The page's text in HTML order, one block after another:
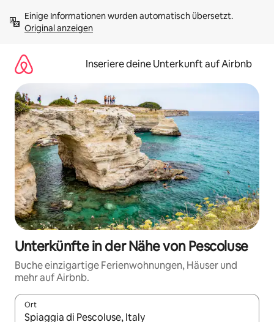
Inhalten
springenOriginal anzeigen
Inseriere deine Unterkunft auf Airbnb
Unterkünfte in der Nähe von Pescoluse
Buche einzigartige Ferienwohnungen, Häuser und
mehr auf Airbnb.
Ort
Wenn Ergebnisse verfügbar sind, navigiere mit den